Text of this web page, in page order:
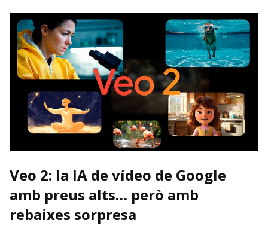
Veo 2: la IA de vídeo de Google
amb preus alts… però amb
rebaixes sorpresa